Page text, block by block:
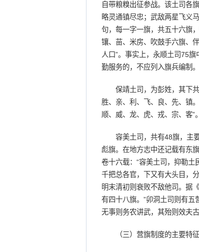
自带粮糗出征参战。该土司各
略灵通镇尽忠；武敌两星飞义
句，每一字一旗，共五十六旗
镶、苗、米房、吹鼓手六旗、
人口”。事实上，永顺土司75
勤服务的，不应列入旗兵编制。
保靖土司，为彭姓，其下共
胜、亲、利、飞、良、先、镇
顺、威、龙、虎、戎、宗、客”。
容美土司，共有48旗，主要
彪旗。在地方志中还记载有东
卷十六载：“容美土司，抑勒土
千把总各官，下又有大头目，
明末清初则衰败不敌他司。据
有四十八旗。”卯洞土司则有五
无事则务农讲武，其殆则效夫
（三）营旗制度的主要特征